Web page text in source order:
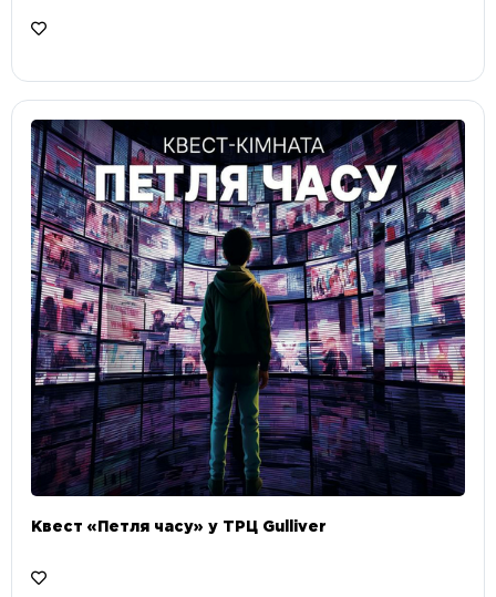
Квест «Петля часу» у ТРЦ Gulliver